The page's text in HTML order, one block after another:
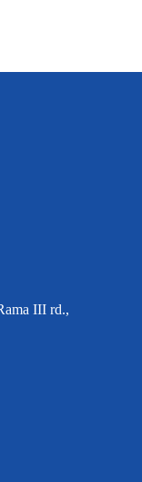
III rd.,